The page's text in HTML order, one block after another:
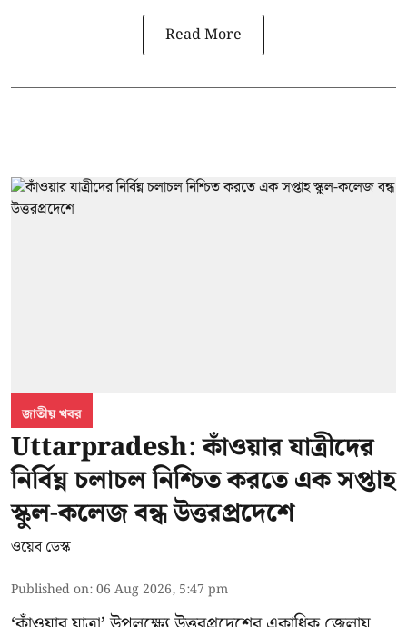
Read More
জাতীয় খবর
Uttarpradesh: কাঁওয়ার যাত্রীদের
নির্বিঘ্ন চলাচল নিশ্চিত করতে এক সপ্তাহ
স্কুল-কলেজ বন্ধ উত্তরপ্রদেশে
ওয়েব ডেস্ক
Published on:06 Aug 2026, 5:47 pm